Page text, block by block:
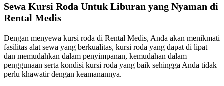
Sewa Kursi Roda Untuk Liburan yang Nyaman di
Rental Medis
Dengan menyewa kursi roda di Rental Medis, Anda akan menikmati
fasilitas alat sewa yang berkualitas, kursi roda yang dapat di lipat
dan memudahkan dalam penyimpanan, kemudahan dalam
penggunaan serta kondisi kursi roda yang baik sehingga Anda tidak
perlu khawatir dengan keamanannya.